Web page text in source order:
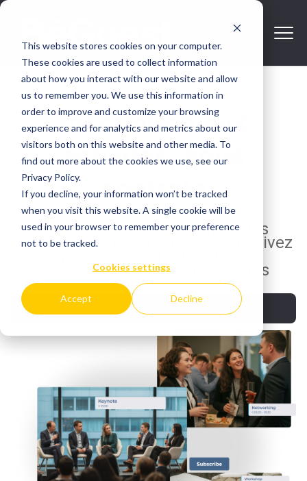
This website stores cookies on your computer.
These cookies are used to collect information
about how you interact with our website and allow
us to remember you. We use this information in
order to improve and customize your browsing
experience and for analytics and metrics about our
visitors both on this website and other media. To
find out more about the cookies we use, see our
Privacy Policy.
If you decline, your information won’t be tracked
when you visit this website. A single cookie will be
used in your browser to remember your preference
not to be tracked.
Cookies settings
Accept Decline
Inscription aux
activités, sous
contrôle
Segmentez par profil, gérez les
capacités automatiquement et suivez
sessions les plus performantes
Demander Une Démo